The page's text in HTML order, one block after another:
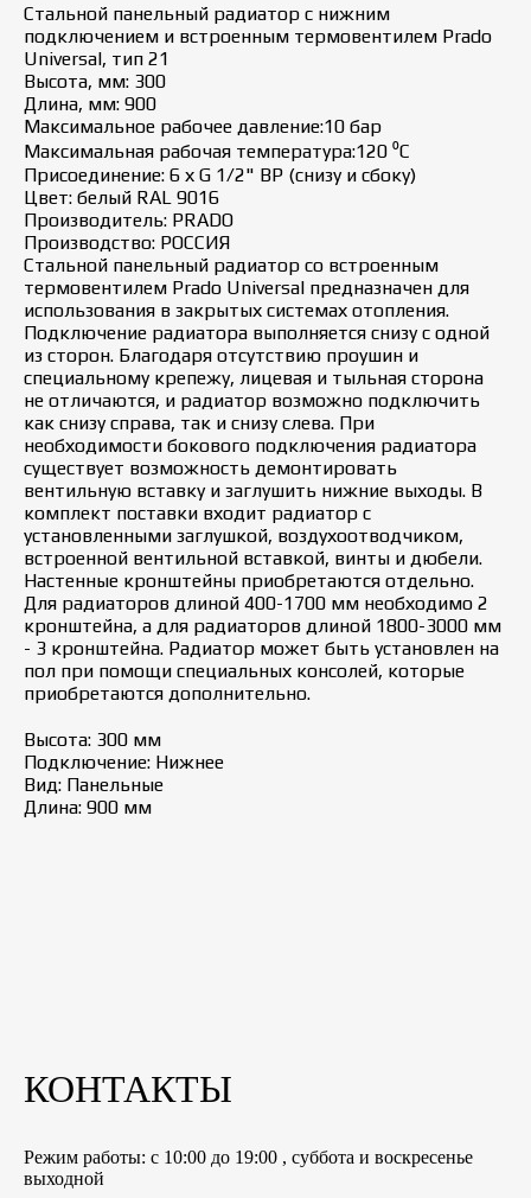
Стальной панельный радиатор с нижним
подключением и встроенным термовентилем Prado
Universal, тип 21
Высота, мм: 300
Длина, мм: 900
Максимальное рабочее давление:10 бар
Максимальная рабочая температура:120 ⁰С
Присоединение: 6 х G 1/2" ВР (снизу и сбоку)
Цвет: белый RAL 9016
Производитель: PRADO
Производство: РОССИЯ
Стальной панельный радиатор со встроенным
термовентилем Prado Universal предназначен для
использования в закрытых системах отопления.
Подключение радиатора выполняется снизу с одной
из сторон. Благодаря отсутствию проушин и
специальному крепежу, лицевая и тыльная сторона
не отличаются, и радиатор возможно подключить
как снизу справа, так и снизу слева. При
необходимости бокового подключения радиатора
существует возможность демонтировать
вентильную вставку и заглушить нижние выходы. В
комплект поставки входит радиатор с
установленными заглушкой, воздухоотводчиком,
встроенной вентильной вставкой, винты и дюбели.
Настенные кронштейны приобретаются отдельно.
Для радиаторов длиной 400-1700 мм необходимо 2
кронштейна, а для радиаторов длиной 1800-3000 мм
- 3 кронштейна. Радиатор может быть установлен на
пол при помощи специальных консолей, которые
приобретаются дополнительно.
Высота: 300 мм
Подключение: Нижнее
Вид: Панельные
Длина: 900 мм
КОНТАКТЫ
Режим работы: с 10:00 до 19:00 , суббота и воскресенье
выходной